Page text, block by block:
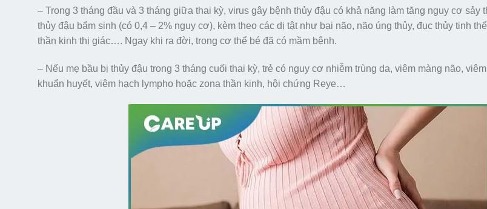
– Trong 3 tháng đầu và 3 tháng giữa thai kỳ, virus gây bệnh thủy đậu có khả năng làm tăng nguy cơ sảy
thủy đậu bẩm sinh (có 0,4 – 2% nguy cơ), kèm theo các dị tật như bại não, não úng thủy, đục thủy tinh
thần kinh thị giác…. Ngay khi ra đời, trong cơ thể bé đã có mầm bệnh.
– Nếu mẹ bầu bị thủy đậu trong 3 tháng cuối thai kỳ, trẻ có nguy cơ nhiễm trùng da, viêm màng não,
khuẩn huyết, viêm hạch lympho hoặc zona thần kinh, hội chứng Reye…